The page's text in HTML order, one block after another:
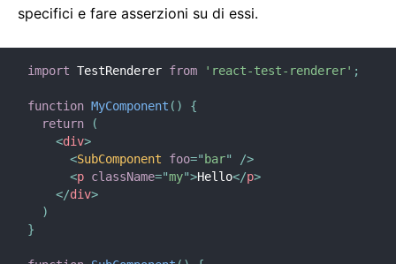
specifici e fare asserzioni su di essi.
import TestRenderer from 'react-test-renderer' ;
function MyComponent ( )
{
return
(
<div>
<SubComponent foo=" bar"
/>
<p className="my">Hello</p>
</div>
)
}
API DI RIFERIMENTO
React
React.Component
ReactDOMClient
ReactDOMServer
Elementi DOM
SyntheticEvent
Test Utilities